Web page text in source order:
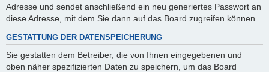
Adresse und sendet anschließend ein neu generiertes Passwort an
diese Adresse, mit dem Sie dann auf das Board zugreifen können.
GESTATTUNG DER DATENSPEICHERUNG
Sie gestatten dem Betreiber, die von Ihnen eingegebenen und
oben näher spezifizierten Daten zu speichern, um das Board